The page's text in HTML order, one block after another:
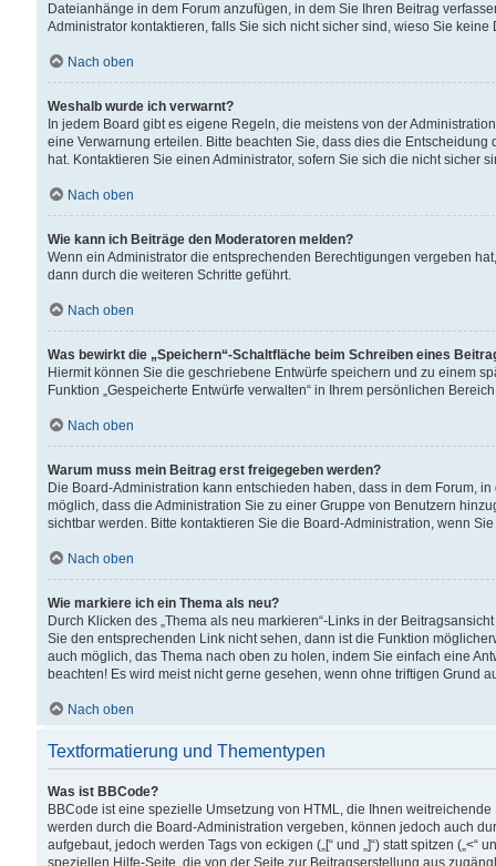
Dateianhänge in dem Forum anzufügen, in dem Sie Ihren Beitrag
Administrator kontaktieren, falls Sie sich nicht sicher sind, wieso Sie
Nach oben
Weshalb wurde ich verwarnt?
In jedem Board gibt es eigene Regeln, die meistens von der
eine Verwarnung erteilen. Bitte beachten Sie, dass dies die
hat. Kontaktieren Sie einen Administrator, sofern Sie sich die nicht sicher
Nach oben
Wie kann ich Beiträge den Moderatoren melden?
Wenn ein Administrator die entsprechenden Berechtigungen vergeben
dann durch die weiteren Schritte geführt.
Nach oben
Was bewirkt die „Speichern“-Schaltfläche beim Schreiben eines
Hiermit können Sie die geschriebene Entwürfe speichern und zu einem
Funktion „Gespeicherte Entwürfe verwalten“ in Ihrem persönlichen
Nach oben
Warum muss mein Beitrag erst freigegeben werden?
Die Board-Administration kann entschieden haben, dass in dem Forum,
möglich, dass die Administration Sie zu einer Gruppe von Benutzern
sichtbar werden. Bitte kontaktieren Sie die Board-Administration, wenn
Nach oben
Wie markiere ich ein Thema als neu?
Durch Klicken des „Thema als neu markieren“-Links in der
Sie den entsprechenden Link nicht sehen, dann ist die Funktion
auch möglich, das Thema nach oben zu holen, indem Sie einfach eine
beachten! Es wird meist nicht gerne gesehen, wenn ohne triftigen Grund
Nach oben
Textformatierung und Thementypen
Was ist BBCode?
BBCode ist eine spezielle Umsetzung von HTML, die Ihnen
werden durch die Board-Administration vergeben, können jedoch auch
aufgebaut, jedoch werden Tags von eckigen („[“ und „]“) statt spitzen
speziellen Hilfe-Seite, die von der Seite zur Beitragserstellung aus